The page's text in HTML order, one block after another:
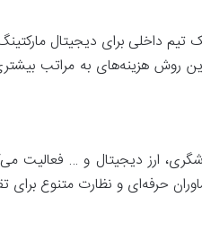
می‌توانند با تشکیل یک تیم داخلی
روش هزینه‌های به مراتب
رقابتی مثل گردشگری، ارز دیجیتال و
و نظارت متنوع برای